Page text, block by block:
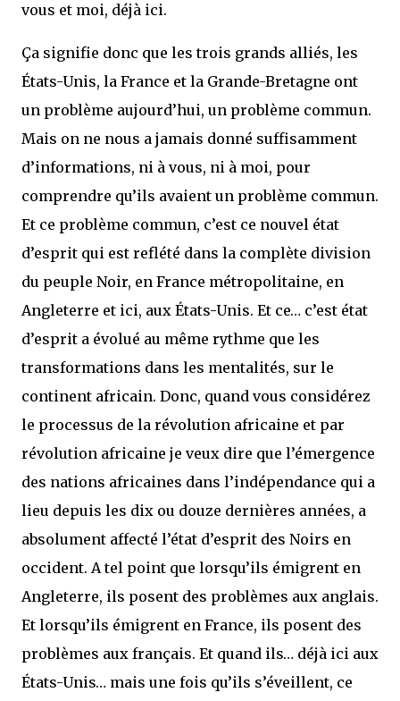
vous et moi, déjà ici.
Ça signifie donc que les trois grands alliés, les
États-Unis, la France et la Grande-Bretagne ont
un problème aujourd’hui, un problème commun.
Mais on ne nous a jamais donné suffisamment
d’informations, ni à vous, ni à moi, pour
comprendre qu’ils avaient un problème commun.
Et ce problème commun, c’est ce nouvel état
d’esprit qui est reflété dans la complète division
du peuple Noir, en France métropolitaine, en
Angleterre et ici, aux États-Unis. Et ce… c’est état
d’esprit a évolué au même rythme que les
transformations dans les mentalités, sur le
continent africain. Donc, quand vous considérez
le processus de la révolution africaine et par
révolution africaine je veux dire que l’émergence
des nations africaines dans l’indépendance qui a
lieu depuis les dix ou douze dernières années, a
absolument affecté l’état d’esprit des Noirs en
occident. A tel point que lorsqu’ils émigrent en
Angleterre, ils posent des problèmes aux anglais.
Et lorsqu’ils émigrent en France, ils posent des
problèmes aux français. Et quand ils… déjà ici aux
États-Unis… mais une fois qu’ils s’éveillent, ce